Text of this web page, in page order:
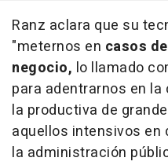
Ranz aclara que su
"meternos en casos
negocio, lo llamado
para adentrarnos en
la productiva de
aquellos intensivos
la administración